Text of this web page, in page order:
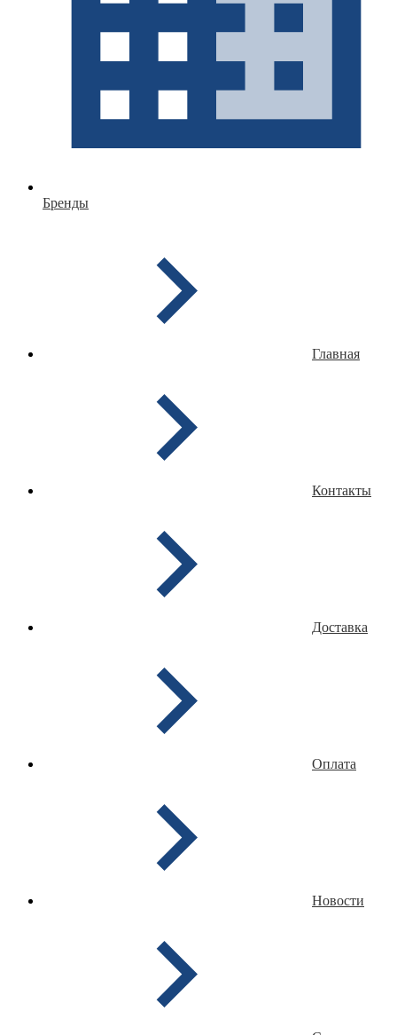
Бренды
Главная
Контакты
Доставка
Оплата
Новости